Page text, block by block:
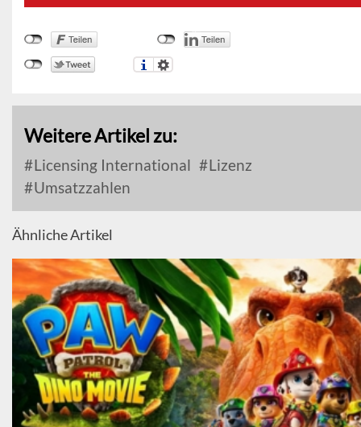
Weitere Artikel zu:
Licensing International
Lizenz
Umsatzzahlen
Ähnliche Artikel